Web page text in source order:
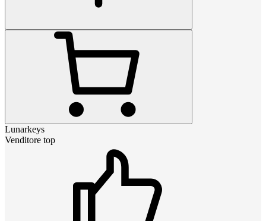
Lunarkeys
Venditore top